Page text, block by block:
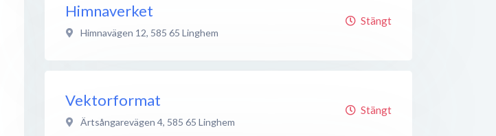
Himnaverket
Himnavägen 12, 585 65 Linghem
Stängt
Vektorformat
Ärtsångarevägen 4, 585 65 Linghem
Stängt